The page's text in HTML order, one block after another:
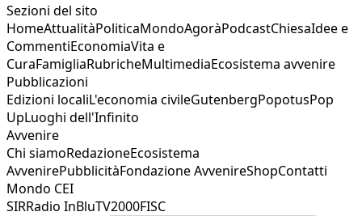
Sezioni del sito
HomeAttualitàPoliticaMondoAgoràPodcastChiesaIdee e
CommentiEconomiaVita e
CuraFamigliaRubricheMultimediaEcosistema avvenire
Pubblicazioni
Edizioni localiL'economia civileGutenbergPopotusPop
UpLuoghi dell'Infinito
Avvenire
Chi siamoRedazioneEcosistema
AvvenirePubblicitàFondazione AvvenireShopContatti
Mondo CEI
SIRRadio InBluTV2000FISC